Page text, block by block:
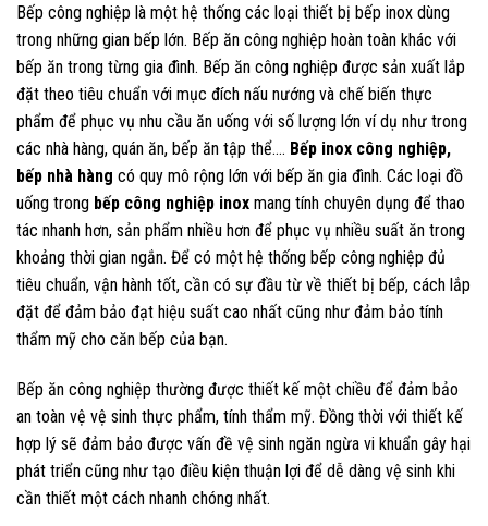
Bếp công nghiệp là một hệ thống các loại thiết bị bếp inox dùng
trong những gian bếp lớn. Bếp ăn công nghiệp hoàn toàn khác với
bếp ăn trong từng gia đình. Bếp ăn công nghiệp được sản xuất lắp
đặt theo tiêu chuẩn với mục đích nấu nướng và chế biến thực
phẩm để phục vụ nhu cầu ăn uống với số lượng lớn ví dụ như trong
các nhà hàng, quán ăn, bếp ăn tập thể…. Bếp inox công nghiệp,
bếp nhà hàng có quy mô rộng lớn với bếp ăn gia đình. Các loại đồ
uống trong bếp công nghiệp inox mang tính chuyên dụng để thao
tác nhanh hơn, sản phẩm nhiều hơn để phục vụ nhiều suất ăn trong
khoảng thời gian ngắn. Để có một hệ thống bếp công nghiệp đủ
tiêu chuẩn, vận hành tốt, cần có sự đầu từ về thiết bị bếp, cách lắp
đặt để đảm bảo đạt hiệu suất cao nhất cũng như đảm bảo tính
thẩm mỹ cho căn bếp của bạn.
Bếp ăn công nghiệp thường được thiết kế một chiều để đảm bảo
an toàn vệ vệ sinh thực phẩm, tính thẩm mỹ. Đồng thời với thiết kế
hợp lý sẽ đảm bảo được vấn đề vệ sinh ngăn ngừa vi khuẩn gây hại
phát triển cũng như tạo điều kiện thuận lợi để dễ dàng vệ sinh khi
cần thiết một cách nhanh chóng nhất.